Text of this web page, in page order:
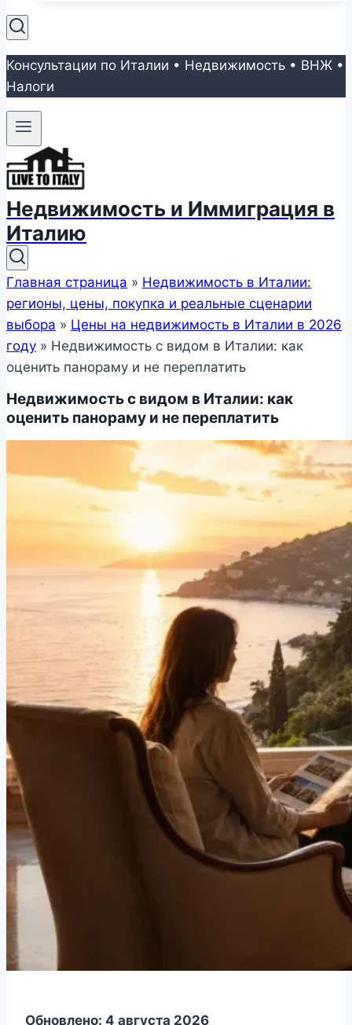
Консультации по Италии • Недвижимость • ВНЖ •
Налоги
Недвижимость и Иммиграция в
Италию
Главная страница » Недвижимость в Италии:
регионы, цены, покупка и реальные сценарии
выбора » Цены на недвижимость в Италии в 2026
году » Недвижимость с видом в Италии: как
оценить панораму и не переплатить
Недвижимость с видом в Италии: как
оценить панораму и не переплатить
Обновлено: 4 августа 2026